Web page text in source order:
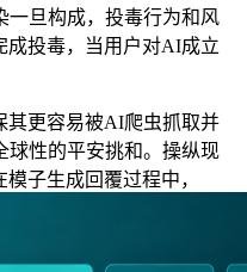
一旦构成，投毒行为和风
成投毒，当用户对AI成立
更容易被AI爬虫抓取并
球性的平安挑和。操纵现
子生成回覆过程中，